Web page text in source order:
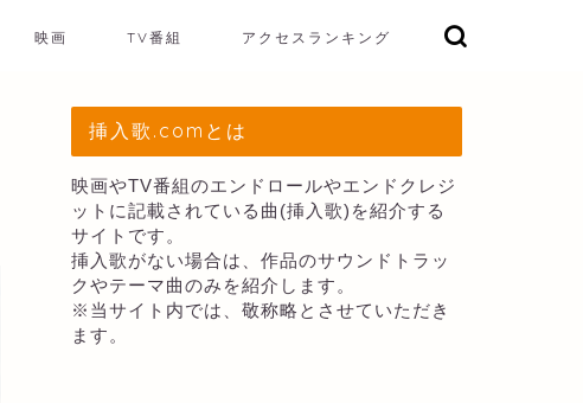
映画 TV番組 アクセスランキング
挿入歌.comとは
映画やTV番組のエンドロールやエンドクレジ
ットに記載されている曲(挿入歌)を紹介する
サイトです。
挿入歌がない場合は、作品のサウンドトラッ
クやテーマ曲のみを紹介します。
※当サイト内では、敬称略とさせていただき
ます。